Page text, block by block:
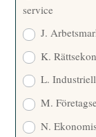
service
J.
K.
L.
M.
N.